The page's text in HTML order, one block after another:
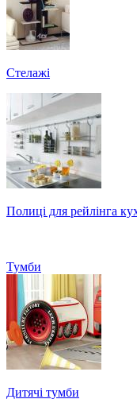
Стелажі
Полиці для рейлінга
Тумби
Дитячі тумби